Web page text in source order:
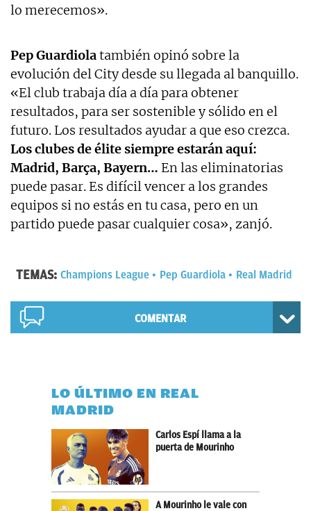
lo merecemos».
Pep Guardiolatambién opinó sobre la
evolución del City desde su llegada al banquillo.
«El club trabaja día a día para obtener
resultados, para ser sostenible y sólido en el
futuro. Los resultados ayudar a que eso crezca.
Los clubes de élite siempre estarán aquí:
Madrid, Barça, Bayern… En las eliminatorias
puede pasar. Es difícil vencer a los grandes
equipos si no estás en tu casa, pero en un
partido puede pasar cualquier cosa», zanjó.
TEMAS: Champions League Pep Guardiola Real Madrid
COMENTAR
LO ÚLTIMO EN REAL
MADRID
Carlos Espí llama a la
puerta de Mourinho
A Mourinho le vale con